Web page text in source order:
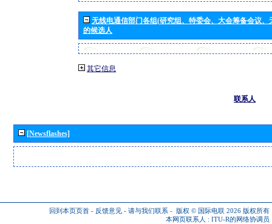
无线电通信部门各组(研究组、特委会、大会筹备会议
的候选人
其它信息
联系人
[Newsflashes]
回到本页页首 - 反馈意见 - 请与我们联系 - 版权 © 国际电联 2026 版权所有
本网页联系人 : ITU-R的网络协调员